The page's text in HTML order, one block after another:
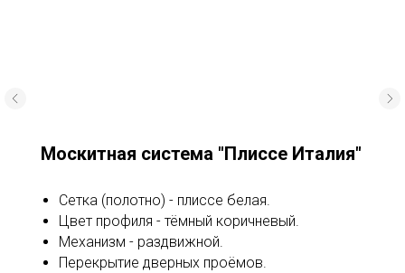
Москитная система "Плиссе Италия"
Сетка (полотно) - плиссе белая.
Цвет профиля - тёмный коричневый.
Механизм - раздвижной.
Перекрытие дверных проёмов.